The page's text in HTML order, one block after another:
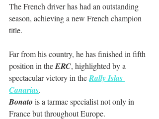
The French driver has had an outstanding
season, achieving a new French champion
title.
Far from his country, he has finished in fifth
position in the ERC, highlighted by a
spectacular victory in the Rally Islas
Canarias.
Bonato is a tarmac specialist not only in
France but throughout Europe.